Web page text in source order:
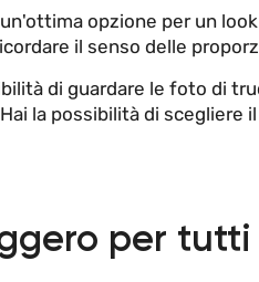
opzione per un
il senso delle
di guardare le foto di
la possibilità di
per